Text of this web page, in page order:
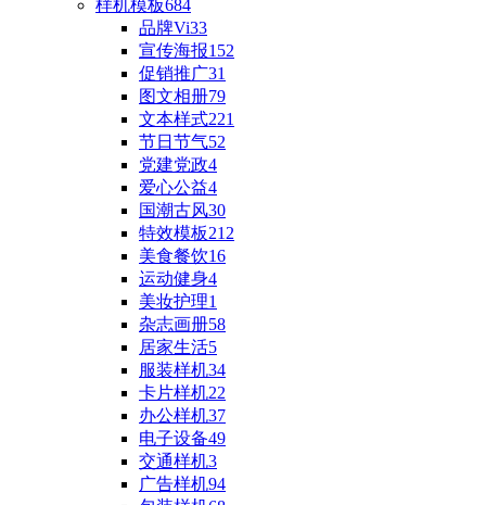
样机模板684
品牌Vi33
宣传海报152
促销推广31
图文相册79
文本样式221
节日节气52
党建党政4
爱心公益4
国潮古风30
特效模板212
美食餐饮16
运动健身4
美妆护理1
杂志画册58
居家生活5
服装样机34
卡片样机22
办公样机37
电子设备49
交通样机3
广告样机94